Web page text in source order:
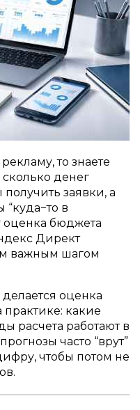
то знаете
сколько денег
получить заявки, а
“куда−то в
оценка бюджета
Директ
важным шагом
делается оценка
какие
расчета работают в
часто “врут”
чтобы потом не